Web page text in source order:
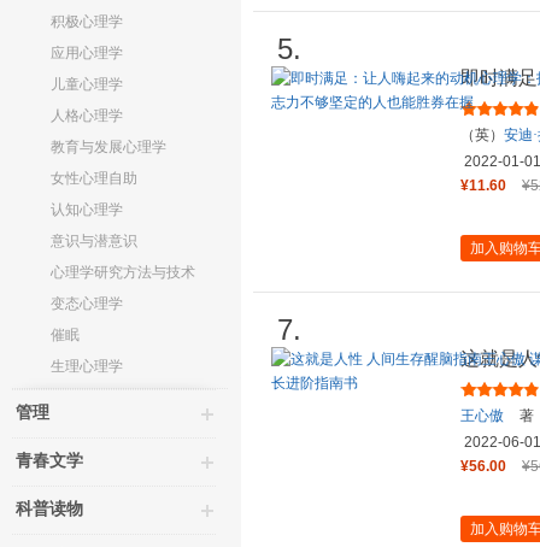
积极心理学
应用心理学
儿童心理学
人格心理学
教育与发展心理学
女性心理自助
认知心理学
意识与潜意识
心理学研究方法与技术
变态心理学
催眠
生理心理学
管理
青春文学
科普读物
5.
即时满
破困扰
（英） 安迪
2022-01-01
¥11.60
加入购物
7.
这就是
书籍 城
王心傲
著
2022-06-01
¥56.00
加入购物